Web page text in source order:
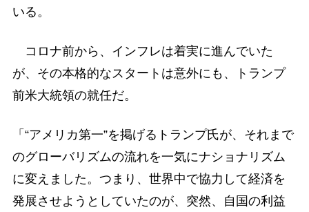
いる。
コロナ前から、インフレは着実に進んでいた
が、その本格的なスタートは意外にも、トランプ
前米大統領の就任だ。
「“アメリカ第一”を掲げるトランプ氏が、それまで
のグローバリズムの流れを一気にナショナリズム
に変えました。つまり、世界中で協力して経済を
発展させようとしていたのが、突然、自国の利益